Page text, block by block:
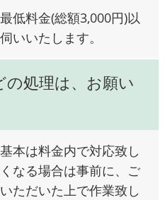
低料金(総額3,000円)以
いいたします。
の処理は、お願い
本は料金内で対応致し
なる場合は事前に、ご
ただいた上で作業致し